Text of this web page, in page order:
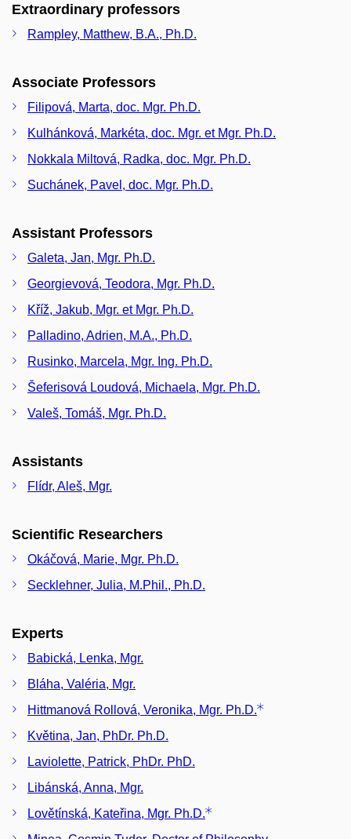
Extraordinary professors
Rampley, Matthew, B.A., Ph.D.
Associate Professors
Filipová, Marta, doc. Mgr. Ph.D.
Kulhánková, Markéta, doc. Mgr. et Mgr. Ph.D.
Nokkala Miltová, Radka, doc. Mgr. Ph.D.
Suchánek, Pavel, doc. Mgr. Ph.D.
Assistant Professors
Galeta, Jan, Mgr. Ph.D.
Georgievová, Teodora, Mgr. Ph.D.
Kříž, Jakub, Mgr. et Mgr. Ph.D.
Palladino, Adrien, M.A., Ph.D.
Rusinko, Marcela, Mgr. Ing. Ph.D.
Šeferisová Loudová, Michaela, Mgr. Ph.D.
Valeš, Tomáš, Mgr. Ph.D.
Assistants
Flídr, Aleš, Mgr.
Scientific Researchers
Okáčová, Marie, Mgr. Ph.D.
Secklehner, Julia, M.Phil., Ph.D.
Experts
Babická, Lenka, Mgr.
Bláha, Valéria, Mgr.
Hittmanová Rollová, Veronika, Mgr. Ph.D.
Květina, Jan, PhDr. Ph.D.
Laviolette, Patrick, PhDr. PhD.
Libánská, Anna, Mgr.
Lovětínská, Kateřina, Mgr. Ph.D.